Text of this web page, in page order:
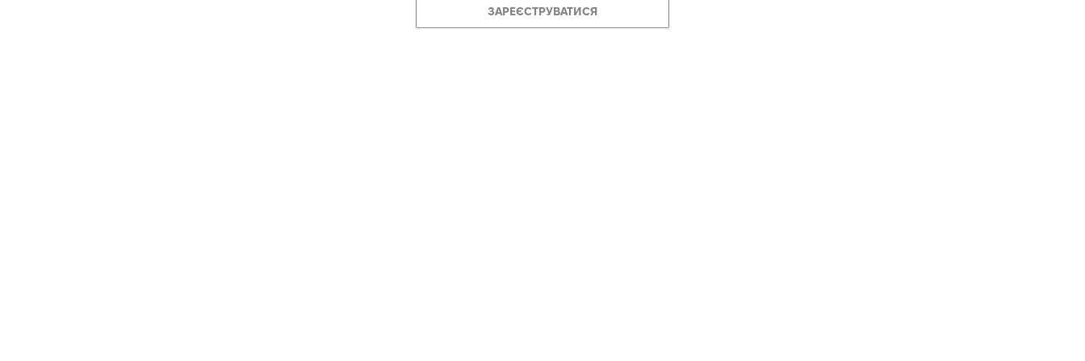
ЗАРЕЄСТРУВАТИСЯ